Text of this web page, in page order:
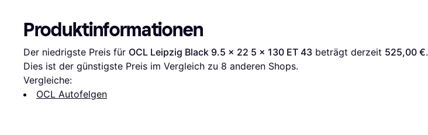
Produktinformationen
Der niedrigste Preis für OCL Leipzig Black 9.5 x 22 5 x 130 ET 43 beträgt derzeit 525,00 €.
Dies ist der günstigste Preis im Vergleich zu 8 anderen Shops.
Vergleiche:
OCL Autofelgen